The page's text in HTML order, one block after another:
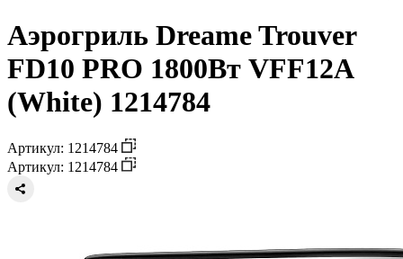
Аэрогриль Dreame Trouver
FD10 PRO 1800Вт VFF12A
(White) 1214784
Артикул: 1214784
Артикул: 1214784